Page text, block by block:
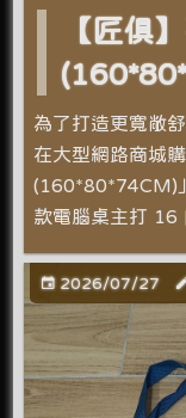
【匠俱
為了打造更寬敞
在大型網路商城
(160*80*74CM)
款電腦桌主打
2026/07/27